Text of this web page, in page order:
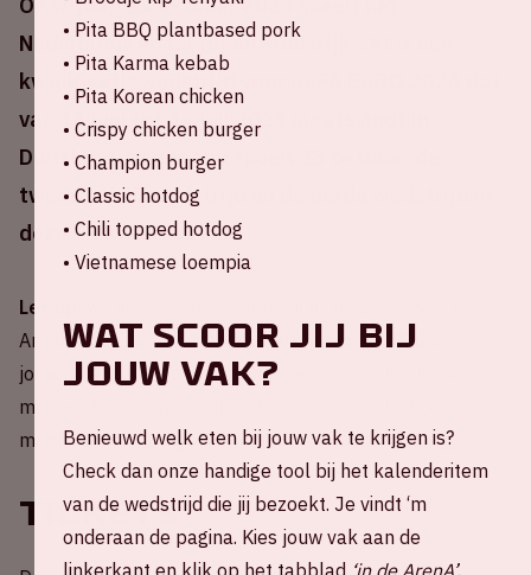
Nederlands elftal tegen Frankrijk. Dit is een
kwalificatiewedstrijd voor UEFA EURO 2024 dat
van 14 juni tot 14 juli 2024 plaatsvindt in
Duitsland. Nederland speelt 13 oktober de
tweede thuiswedstrijd en de derde wedstrijd in
deze EK kwalificatie.
Let op:
ArenA. Zorg daarom dat jeuiterlijk om 19.45 uur
jouw ingang bent om niets van de wedstrijd te hoeven
missen. Zorg daarbij ook dat je het ticket al uitgeprint
meeneemt, dit zorgt voor een betere doorstroming.
Tickets
• Pita BBQ plantbased pork
• Pita Karma kebab
• Pita Korean chicken
• Crispy chicken burger
• Champion burger
• Classic hotdog
• Chili topped hotdog
• Vietnamese loempia
Wat scoor jij bij
jouw vak?
Benieuwd welk eten bij jouw vak te krijgen is?
Check dan onze handige tool bij het kalenderitem
van de wedstrijd die jij bezoekt. Je vindt ‘m
onderaan de pagina. Kies jouw vak aan de
linkerkant en klik op het tabblad ‘in de ArenA’.